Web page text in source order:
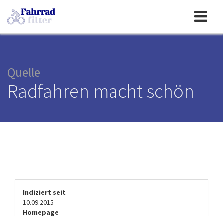
Toggle
navigation
Quelle
Radfahren macht schön
Indiziert seit
10.09.2015
Homepage